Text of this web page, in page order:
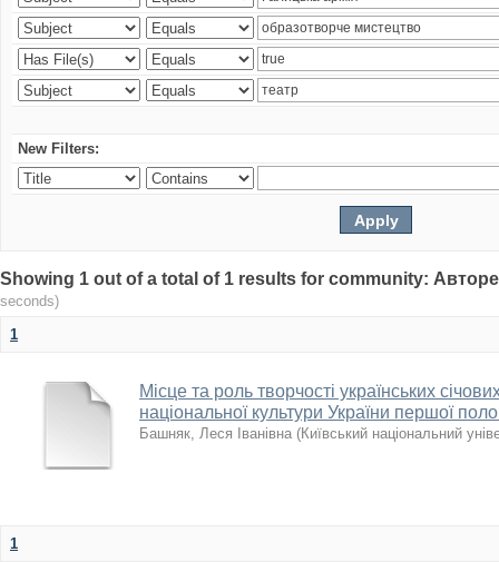
New Filters:
Showing 1 out of a total of 1 results for community:
seconds)
1
Місце та роль творчості українських
національної культури України першої
Башняк, Леся Іванівна (Київський національний
1